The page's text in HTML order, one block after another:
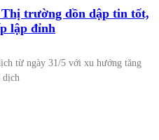
trường dồn dập tin tốt,
lập đỉnh
từ ngày 31/5 với xu hướng tăng
dịch